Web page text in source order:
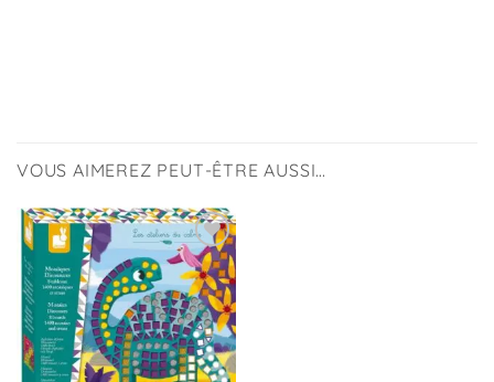
VOUS AIMEREZ PEUT-ÊTRE AUSSI…
Ajouter
à la
liste
d’envies